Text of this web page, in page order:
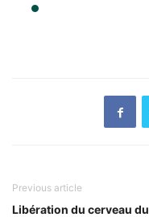
Previous article
Libération du cerveau du